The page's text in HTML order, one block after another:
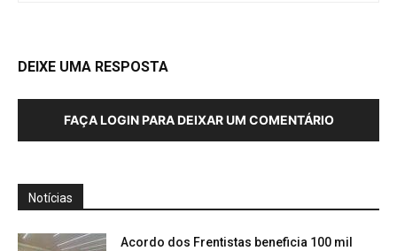
DEIXE UMA RESPOSTA
FAÇA LOGIN PARA DEIXAR UM COMENTÁRIO
Notícias
Acordo dos Frentistas beneficia 100 mil